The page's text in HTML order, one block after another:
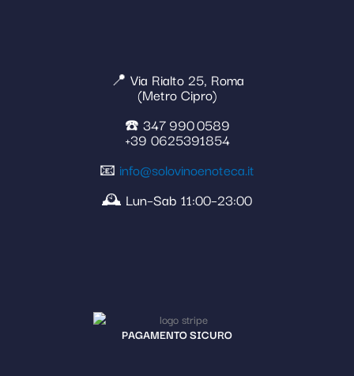
📍 Via Rialto 25, Roma
(Metro Cipro)
☎️ 347 990 0589
+39 0625391854
📧 info@solovinoenoteca.it
🕰️ Lun–Sab 11:00–23:00
PAGAMENTO SICURO